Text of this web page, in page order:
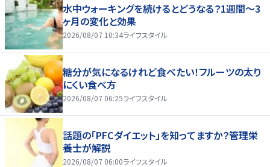
水中ウォーキングを続けるとどうなる？1週間～3
ヶ月の変化と効果
2026/08/07 10:34ライフスタイル
糖分が気になるけれど食べたい！フルーツの太り
にくい食べ方
2026/08/07 06:25ライフスタイル
話題の「PFCダイエット」を知ってますか？管理栄
養士が解説
2026/08/07 06:00ライフスタイル